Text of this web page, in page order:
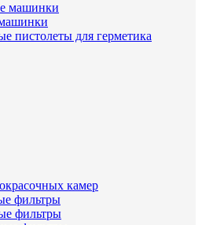
машинки
пистолеты для герметика
камер
фильтры
фильтры